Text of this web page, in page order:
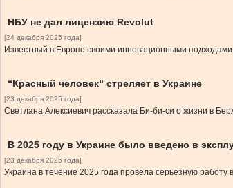
НБУ не дал лицензию Revolut
[24 декабря 2025 года]
Известный в Европе своими инновационными
“Красный человек“ стреляет в Украине
[23 декабря 2025 года]
Светлана Алексиевич рассказала Би-би-си о жизни в
В 2025 году в Украине было введено в
[23 декабря 2025 года]
Украина в течение 2025 года провела серьезную